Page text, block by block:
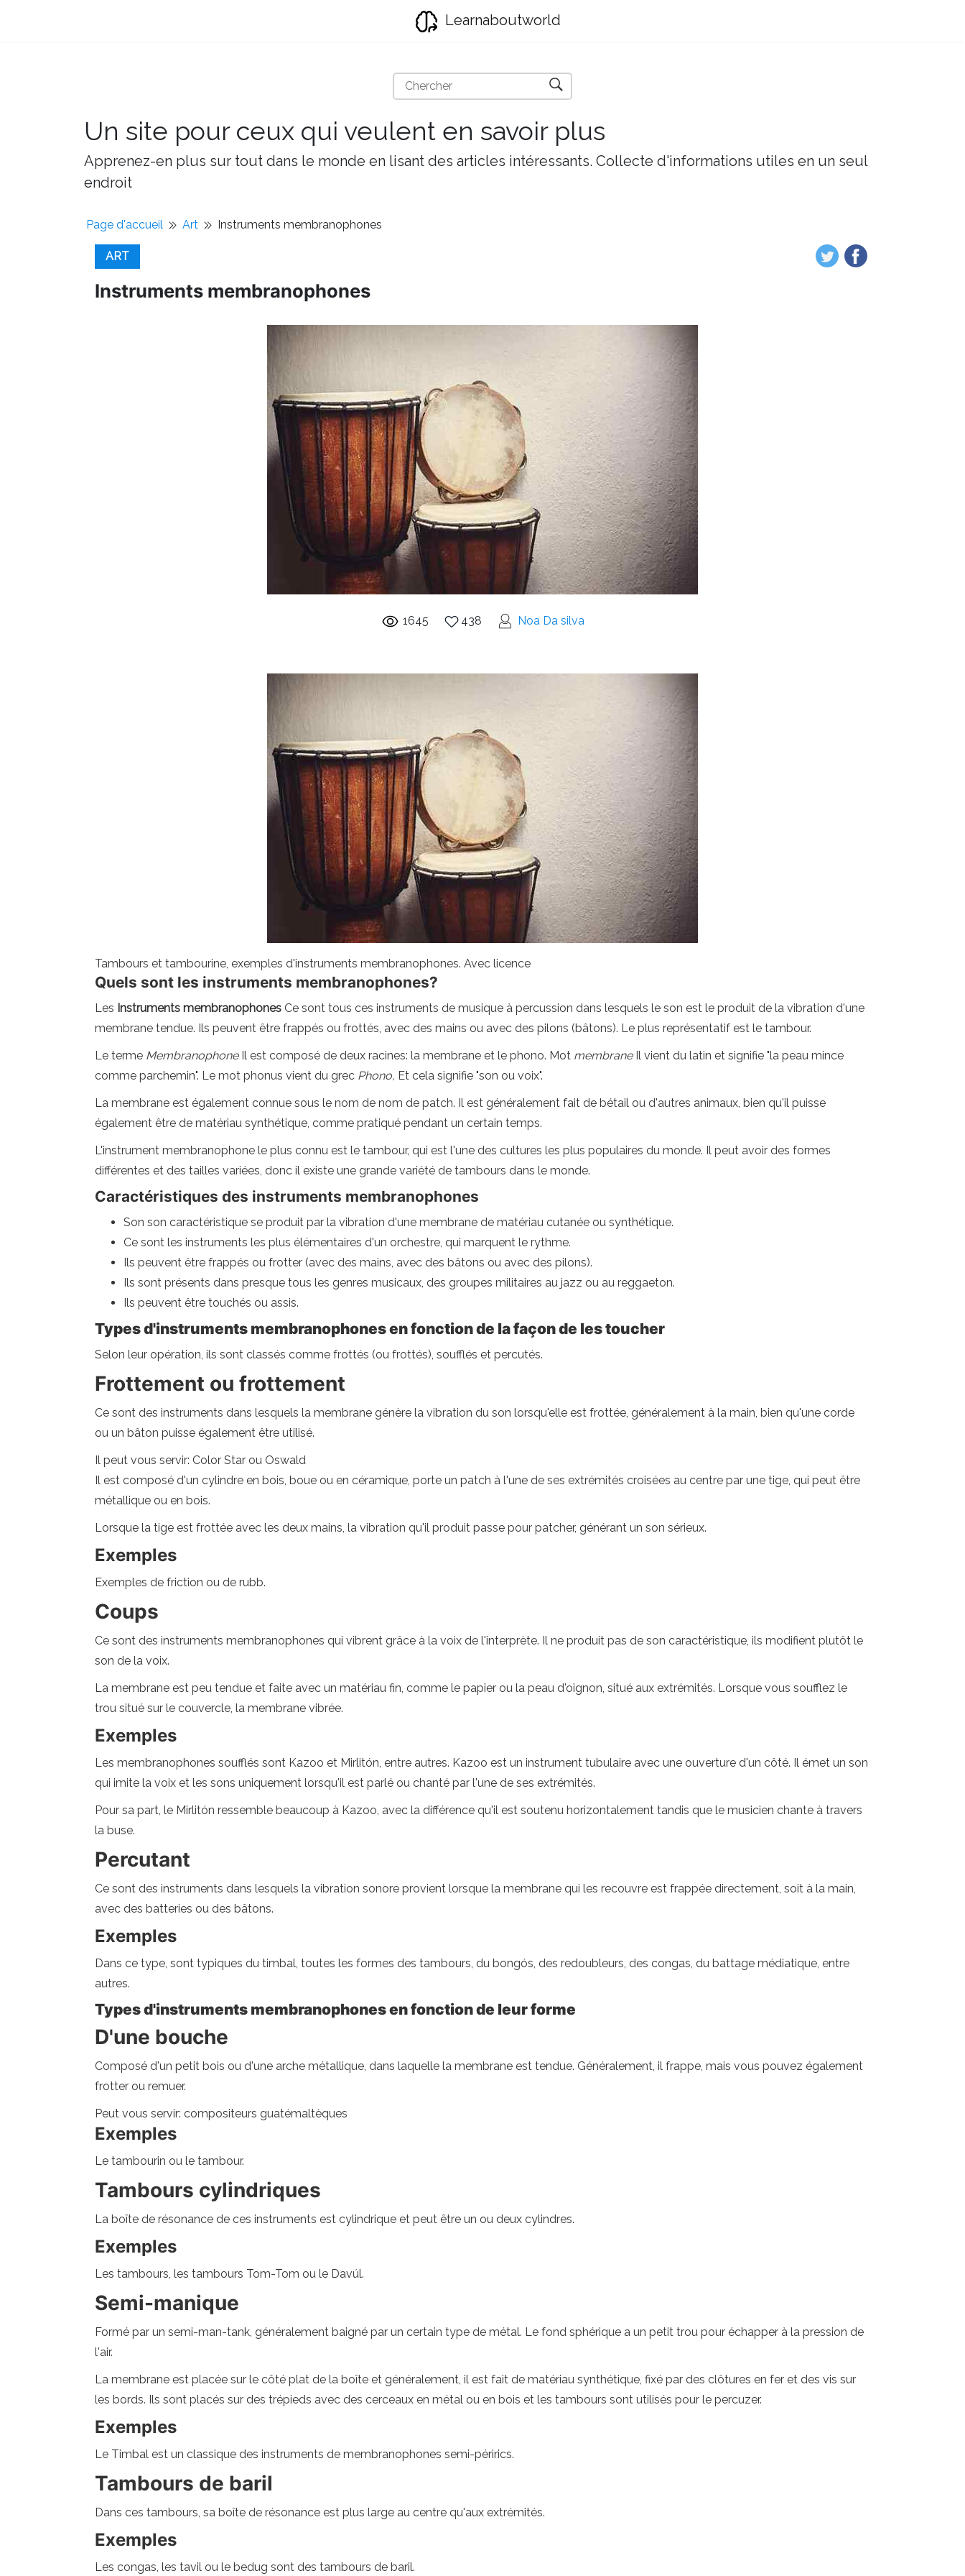
Learnaboutworld
Un site pour ceux qui veulent en savoir plus
Apprenez-en plus sur tout dans le monde en lisant des articles intéressants. Collecte d'informations utiles en un seul
endroit
Page d'accueil Art Instruments membranophones
ART
Instruments membranophones
1645 438 Noa Da silva
Tambours et tambourine, exemples d'instruments membranophones. Avec licence
Quels sont les instruments membranophones?
Les Instruments membranophones Ce sont tous ces instruments de musique à percussion dans lesquels le son est le produit de la vibration d'une
membrane tendue. Ils peuvent être frappés ou frottés, avec des mains ou avec des pilons (bâtons). Le plus représentatif est le tambour.
Le terme MembranophoneIl est composé de deux racines: la membrane et le phono. Mot membraneIl vient du latin et signifie "la peau mince
comme parchemin". Le mot phonus vient du grec Phono, Et cela signifie "son ou voix".
La membrane est également connue sous le nom de nom de patch. Il est généralement fait de bétail ou d'autres animaux, bien qu'il puisse
également être de matériau synthétique, comme pratiqué pendant un certain temps.
L'instrument membranophone le plus connu est le tambour, qui est l'une des cultures les plus populaires du monde. Il peut avoir des formes
différentes et des tailles variées, donc il existe une grande variété de tambours dans le monde.
Caractéristiques des instruments membranophones
Son son caractéristique se produit par la vibration d'une membrane de matériau cutanée ou synthétique.
Ce sont les instruments les plus élémentaires d'un orchestre, qui marquent le rythme.
Ils peuvent être frappés ou frotter (avec des mains, avec des bâtons ou avec des pilons).
Ils sont présents dans presque tous les genres musicaux, des groupes militaires au jazz ou au reggaeton.
Ils peuvent être touchés ou assis.
Types d'instruments membranophones en fonction de la façon de les toucher
Selon leur opération, ils sont classés comme frottés (ou frottés), soufflés et percutés.
Frottement ou frottement
Ce sont des instruments dans lesquels la membrane génère la vibration du son lorsqu'elle est frottée, généralement à la main, bien qu'une corde
ou un bâton puisse également être utilisé.
Il peut vous servir: Color Star ou Oswald
Il est composé d'un cylindre en bois, boue ou en céramique, porte un patch à l'une de ses extrémités croisées au centre par une tige, qui peut être
métallique ou en bois.
Lorsque la tige est frottée avec les deux mains, la vibration qu'il produit passe pour patcher, générant un son sérieux.
Exemples
Exemples de friction ou de rubb.
Coups
Ce sont des instruments membranophones qui vibrent grâce à la voix de l'interprète. Il ne produit pas de son caractéristique, ils modifient plutôt le
son de la voix.
La membrane est peu tendue et faite avec un matériau fin, comme le papier ou la peau d'oignon, situé aux extrémités. Lorsque vous soufflez le
trou situé sur le couvercle, la membrane vibrée.
Exemples
Les membranophones soufflés sont Kazoo et Mirlitón, entre autres. Kazoo est un instrument tubulaire avec une ouverture d'un côté. Il émet un son
qui imite la voix et les sons uniquement lorsqu'il est parlé ou chanté par l'une de ses extrémités.
Pour sa part, le Mirlitón ressemble beaucoup à Kazoo, avec la différence qu'il est soutenu horizontalement tandis que le musicien chante à travers
la buse.
Percutant
Ce sont des instruments dans lesquels la vibration sonore provient lorsque la membrane qui les recouvre est frappée directement, soit à la main,
avec des batteries ou des bâtons.
Exemples
Dans ce type, sont typiques du timbal, toutes les formes des tambours, du bongós, des redoubleurs, des congas, du battage médiatique, entre
autres.
Types d'instruments membranophones en fonction de leur forme
D'une bouche
Composé d'un petit bois ou d'une arche métallique, dans laquelle la membrane est tendue. Généralement, il frappe, mais vous pouvez également
frotter ou remuer.
Peut vous servir: compositeurs guatémaltèques
Exemples
Le tambourin ou le tambour.
Tambours cylindriques
La boîte de résonance de ces instruments est cylindrique et peut être un ou deux cylindres.
Exemples
Les tambours, les tambours Tom-Tom ou le Davúl.
Semi-manique
Formé par un semi-man-tank, généralement baigné par un certain type de métal. Le fond sphérique a un petit trou pour échapper à la pression de
l'air.
La membrane est placée sur le côté plat de la boîte et généralement, il est fait de matériau synthétique, fixé par des clôtures en fer et des vis sur
les bords. Ils sont placés sur des trépieds avec des cerceaux en métal ou en bois et les tambours sont utilisés pour le percuzer.
Exemples
Le Timbal est un classique des instruments de membranophones semi-périrics.
Tambours de baril
Dans ces tambours, sa boîte de résonance est plus large au centre qu'aux extrémités.
Exemples
Les congas, les tavil ou le bedug sont des tambours de baril.